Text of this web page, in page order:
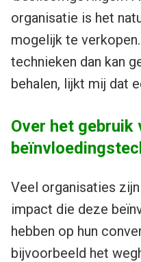
organisatie is het
mogelijk te
technieken dan kan
behalen, lijkt mij dat
Over het gebruik
Veel organisaties
impact die deze
hebben op hun
bijvoorbeeld het